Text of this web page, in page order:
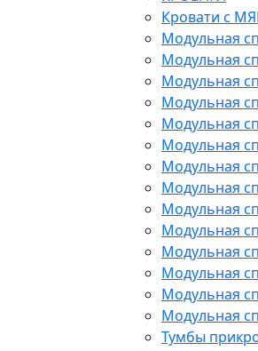
Кровати с
Модульная
Модульная
Модульная
Модульная
Модульная
Модульная
Модульная
Модульная
Модульная
Модульная
Модульная
Модульная
Модульная
Модульная
Тумбы